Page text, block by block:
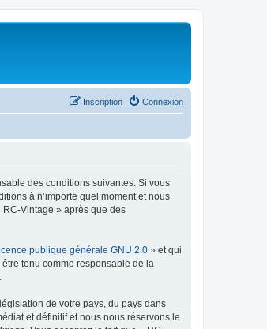
Connexion
Inscription
des conditions suivantes. Si vous
à n’importe quel moment et nous
Vintage » après que des
publique générale GNU 2.0 » et qui
tenu comme responsable de la
de votre pays, du pays dans
et définitif et nous nous réservons le